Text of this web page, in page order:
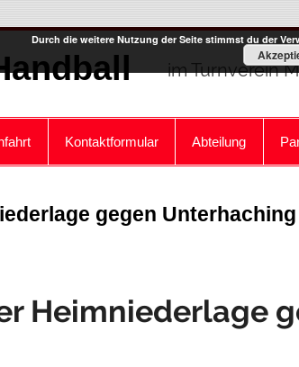
im Turnverein
Kontaktformular Abteilung
gegen Unterhaching
Heimniederlage
Durch die weitere Nutzung der Seite stimmst du der